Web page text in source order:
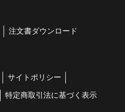
注文書ダウンロード
サイトポリシー
特定商取引法に基づく表示